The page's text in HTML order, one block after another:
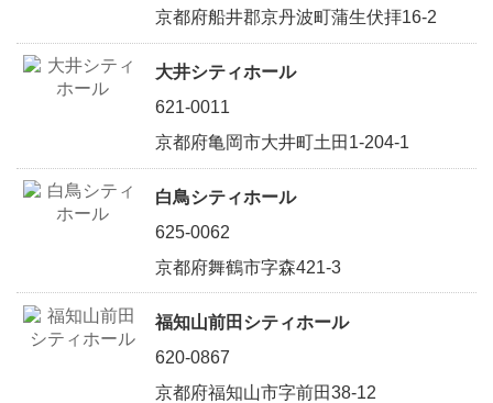
京都府船井郡京丹波町蒲生伏拝16-2
大井シティホール
621-0011
京都府亀岡市大井町土田1-204-1
白鳥シティホール
625-0062
京都府舞鶴市字森421-3
福知山前田シティホール
620-0867
京都府福知山市字前田38-12